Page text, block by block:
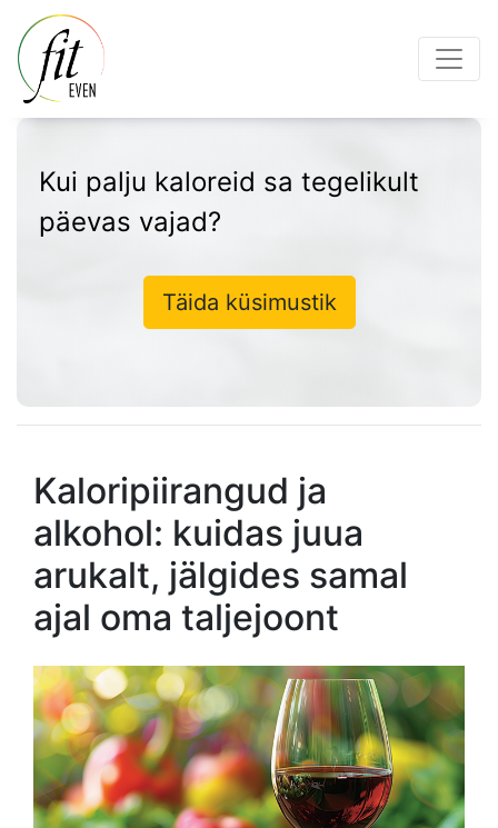
Kui palju kaloreid sa tegelikult
päevas vajad?
Täida küsimustik
Kaloripiirangud ja
alkohol: kuidas juua
arukalt, jälgides samal
ajal oma taljejoont